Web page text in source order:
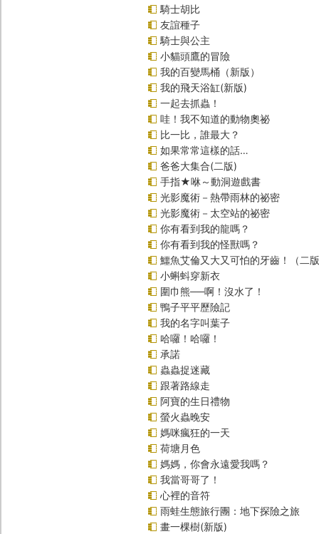
騎士胡比
友誼種子
騎士與公主
小貓頭鷹的冒險
我的百變馬桶（新版）
我的飛天浴缸(新版)
一起去抓蟲！
哇！我不知道的動物奧祕
比一比，誰最大？
如果常常這樣的話…
爸爸大集合(二版)
手指★咻～動洞遊戲書
光影魔術－熱帶雨林的祕密
光影魔術－太空站的祕密
你有看到我的龍嗎？
你有看到我的怪獸嗎？
鱷魚艾倫又大又可怕的牙齒！（二
小蝌蚪穿新衣
圍巾熊──啊！沒水了！
鴨子平平歷險記
我的名字叫葉子
哈囉！哈囉！
承諾
蟲蟲捉迷藏
跟著路線走
阿寶的生日禮物
螢火蟲晚安
媽咪瘋狂的一天
荷塘月色
媽媽，你會永遠愛我嗎？
我當哥哥了！
心裡的音符
雨蛙生態旅行團：地下探險之旅
畫一棵樹(新版)